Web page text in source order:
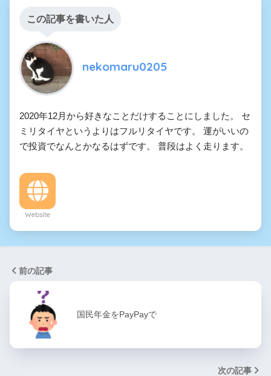
この記事を書いた人
nekomaru0205
2020年12月から好きなことだけすることにしました。 セ
ミリタイヤというよりはフルリタイヤです。 運がいいの
で投資でなんとかなるはずです。 普段はよく走ります。
Website
前の記事
国民年金をPayPayで
次の記事